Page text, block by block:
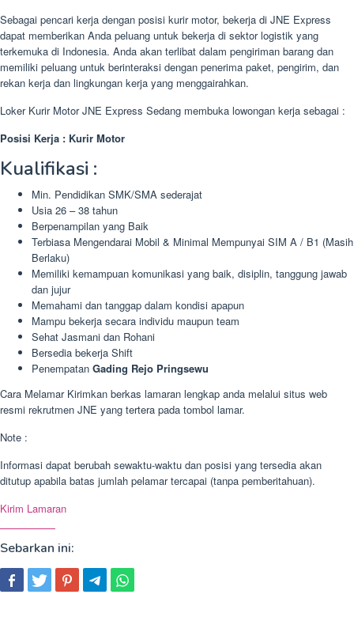
Sebagai pencari kerja dengan posisi kurir motor, bekerja di JNE Express
dapat memberikan Anda peluang untuk bekerja di sektor logistik yang
terkemuka di Indonesia. Anda akan terlibat dalam pengiriman barang dan
memiliki peluang untuk berinteraksi dengan penerima paket, pengirim, dan
rekan kerja dan lingkungan kerja yang menggairahkan.
Loker Kurir Motor JNE Express Sedang membuka lowongan kerja sebagai :
Posisi Kerja : Kurir Motor
Kualifikasi :
Min. Pendidikan SMK/SMA sederajat
Usia 26 – 38 tahun
Berpenampilan yang Baik
Terbiasa Mengendarai Mobil & Minimal Mempunyai SIM A / B1 (Masih
Berlaku)
Memiliki kemampuan komunikasi yang baik, disiplin, tanggung jawab
dan jujur
Memahami dan tanggap dalam kondisi apapun
Mampu bekerja secara individu maupun team
Sehat Jasmani dan Rohani
Bersedia bekerja Shift
Penempatan Gading Rejo Pringsewu
Cara Melamar Kirimkan berkas lamaran lengkap anda melalui situs web
resmi rekrutmen JNE yang tertera pada tombol lamar.
Note :
Informasi dapat berubah sewaktu-waktu dan posisi yang tersedia akan
ditutup apabila batas jumlah pelamar tercapai (tanpa pemberitahuan).
Kirim Lamaran
Sebarkan ini: